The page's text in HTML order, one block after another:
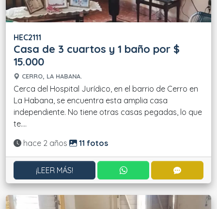
HEC2111
Casa de 3 cuartos y 1 baño por $
15.000
CERRO, LA HABANA.
Cerca del Hospital Jurídico, en el barrio de Cerro en
La Habana, se encuentra esta amplia casa
independiente. No tiene otras casas pegadas, lo que
te....
Actualizado:
hace 2 años 11 fotos
¡LEER MÁS! CONTACTAR POR